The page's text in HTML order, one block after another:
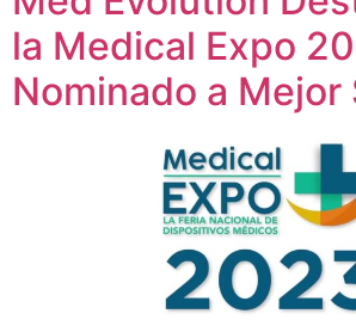
la Medical Expo
Nominado a Mejor